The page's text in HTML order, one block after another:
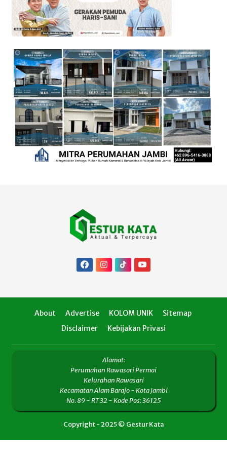
About Advertise KOLOM UNIK
Sitemap
Disclaimer
Kebijakan Privasi
Alamat:
Perumahan Rawasari Permai
Kelurahan Rawasari
Kecamatan Alam Barajo - Kota Jambi
No. 89 - RT 32 - Kode Pos: 36125
Copyright - 2025 © Gestur Kata